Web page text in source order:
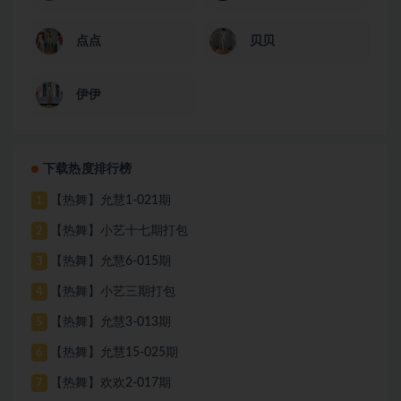
点点 贝贝
伊伊
下载热度排行榜
1 【热舞】允慧1-021期
2 【热舞】小艺十七期打包
3 【热舞】允慧6-015期
4 【热舞】小艺三期打包
5 【热舞】允慧3-013期
6 【热舞】允慧15-025期
7 【热舞】欢欢2-017期